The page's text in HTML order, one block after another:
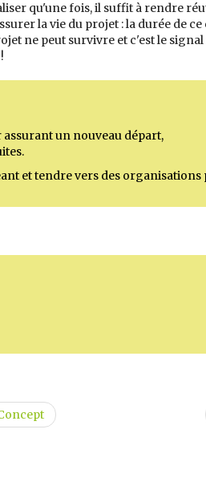
qu'une fois, il suffit à rendre
la vie du projet : la durée de
ne peut survivre et c'est le
un nouveau départ,
et tendre vers des organisations